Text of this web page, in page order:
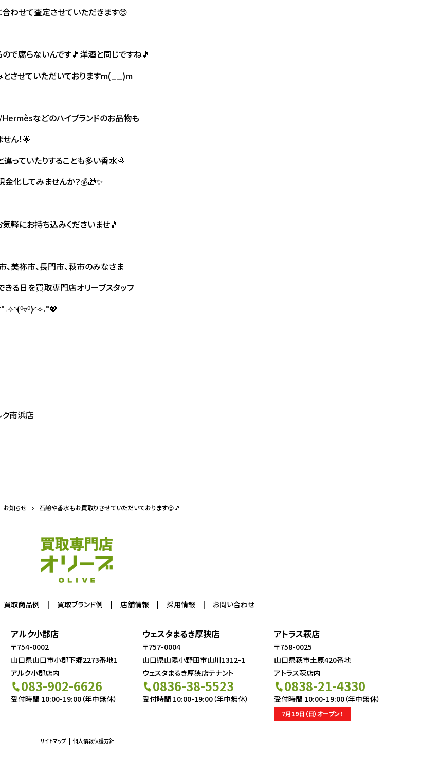
わせて査定させていただきます😊
で腐らないんです🎵洋酒と同じですね🎵
させていただいておりますm(__)m
などのハイブランドのお品物も
ん！🌟
違っていたりすることも多い香水🌈
化してみませんか？💰🎁✨
軽にお持ち込みくださいませ🎵
美祢市、長門市、萩市のみなさま
る日を買取専門店オリーブスタッフ
南浜店
お知らせ 石鹼や香水もお買取りさせていただいております😍🎵
買取商品例 買取ブランド例 店舗情報 採用情報 お問い合わせ
アルク小郡店
〒754-0002
山口県山口市小郡下郷2273番地1
アルク小郡店内
083-902-6626
受付時間 10:00-19:00（年中無休）
ウェスタまるき厚狭店
〒757-0004
山口県山陽小野田市山川1312-1
ウェスタまるき厚狭店テナント
0836-38-5523
受付時間 10:00-19:00（年中無休）
アトラス萩店
〒758-0025
山口県萩市土原420番地
アトラス萩店内
0838-21-4330
受付時間 10:00-19:00（年中無休）
7月19日（日）オープン！
サイトマップ 個人情報保護方針